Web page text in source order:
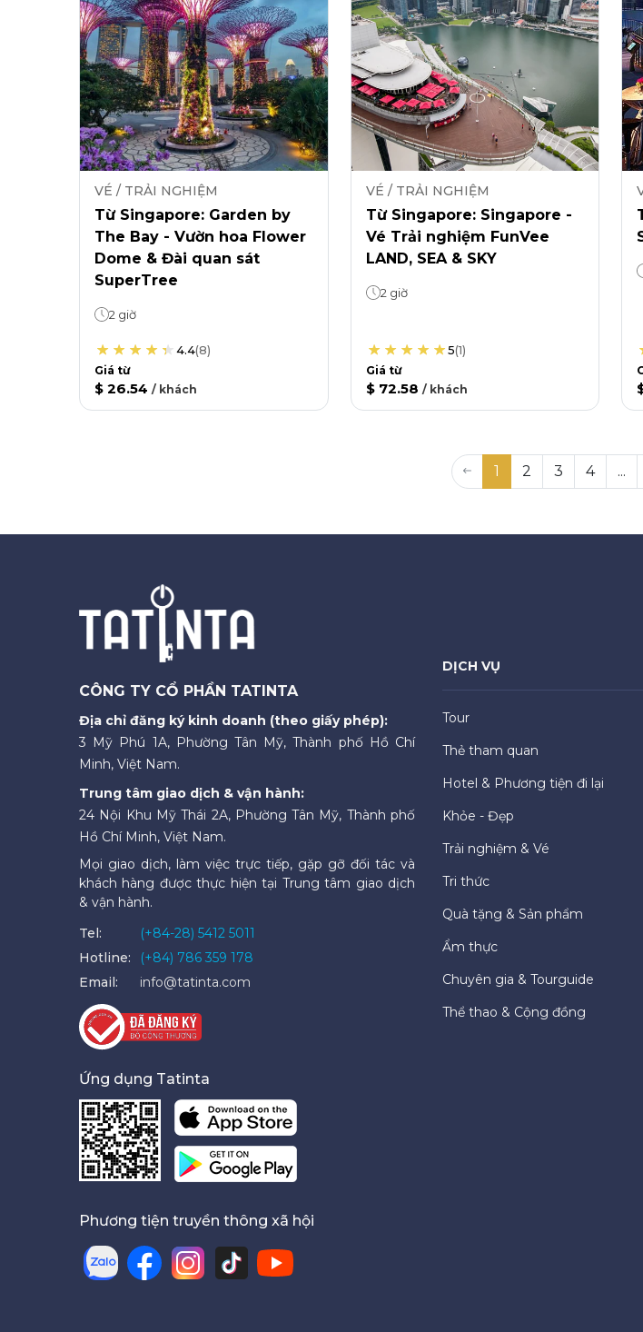
VÉ / TRẢI NGHIỆM
Từ Singapore: Garden by
The Bay - Vườn hoa Flower
Dome & Đài quan sát
SuperTree
2 giờ
4.4(8)
Giá từ
$ 26.54 / khách
VÉ / TRẢI NGHIỆM
Từ Singapore: Singapore -
Vé Trải nghiệm FunVee
LAND, SEA & SKY
2 giờ
5(1)
Giá từ
$ 72.58 / khách
1 2 3 4 ...
CÔNG TY CỔ PHẦN TATINTA
Địa chỉ đăng ký kinh doanh (theo giấy phép):
3 Mỹ Phú 1A, Phường Tân Mỹ, Thành phố Hồ Chí
Minh, Việt Nam.
Trung tâm giao dịch & vận hành:
24 Nội Khu Mỹ Thái 2A, Phường Tân Mỹ, Thành phố
Hồ Chí Minh, Việt Nam.
Mọi giao dịch, làm việc trực tiếp, gặp gỡ đối tác và
khách hàng được thực hiện tại Trung tâm giao dịch
& vận hành.
Tel:
(+84-28) 5412 5011
Hotline:
(+84) 786 359 178
Email:
info@tatinta.com
Ứng dụng Tatinta
Phương tiện truyền thông xã hội
DỊCH VỤ
Tour
Thẻ tham quan
Hotel & Phương tiện đi lại
Khỏe - Đẹp
Trải nghiệm & Vé
Tri thức
Quà tặng & Sản phẩm
Ẩm thực
Chuyên gia & Tourguide
Thể thao & Cộng đồng